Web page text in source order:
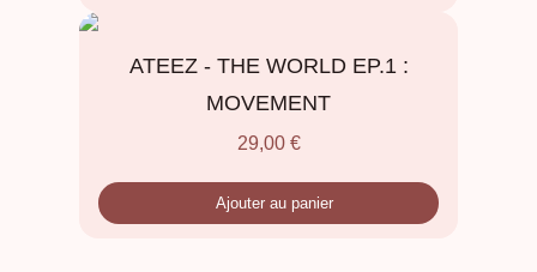
ATEEZ - THE WORLD EP.1 :
MOVEMENT
29,00 €
Ajouter au panier